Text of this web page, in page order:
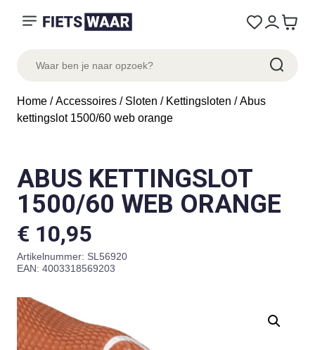
Home /Accessoires / Sloten / Kettingsloten / Abus
kettingslot 1500/60 web orange
ABUS KETTINGSLOT
1500/60 WEB ORANGE
€ 10,95
Artikelnummer: SL56920
EAN: 4003318569203